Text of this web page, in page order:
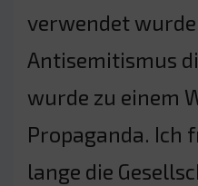
verwendet
Antisemitismus
wurde zu einem
Propaganda. Ich
lange die